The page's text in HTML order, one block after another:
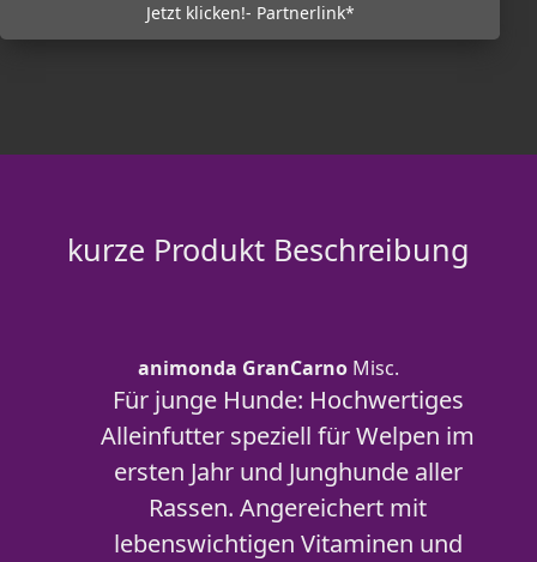
Jetzt klicken!- Partnerlink*
kurze Produkt Beschreibung
animonda GranCarno Misc.
Für junge Hunde: Hochwertiges
Alleinfutter speziell für Welpen im
ersten Jahr und Junghunde aller
Rassen. Angereichert mit
lebenswichtigen Vitaminen und